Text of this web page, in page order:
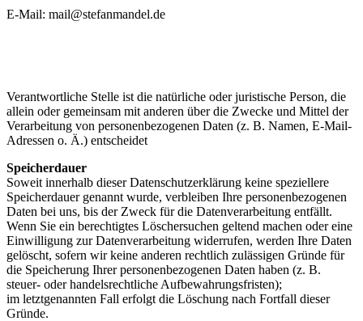
E-Mail: mail@stefanmandel.de
Verantwortliche Stelle ist die natürliche oder juristische Person, die
allein oder gemeinsam mit anderen überdie Zwecke und Mittel der
Verarbeitung von personenbezogenen Daten (z. B. Namen, E-Mail-
Adressen o. Ä.) entscheidet
Speicherdauer
Soweit innerhalb dieser Datenschutzerklärung keine speziellere
Speicherdauer genannt wurde, verbleiben Ihre personenbezogenen
Daten bei uns, bis der Zweck für die Datenverarbeitung entfällt.
Wenn Sie ein berechtigtes Löschersuchen geltend machen oder eine
Einwilligung zur Datenverarbeitung widerrufen, werden Ihre Daten
gelöscht, sofern wir keine anderen rechtlich zulässigen Gründe für
die Speicherung Ihrerpersonenbezogenen Daten haben (z. B.
steuer- oder handelsrechtliche Aufbewahrungsfristen);
im letztgenannten Fall erfolgt die Löschung nach Fortfall dieser
Gründe.